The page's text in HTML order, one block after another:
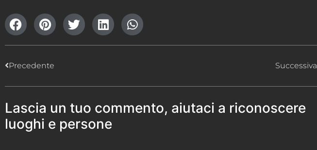
Precedente Successiva
Lascia un tuo commento, aiutaci a riconoscere
luoghi e persone